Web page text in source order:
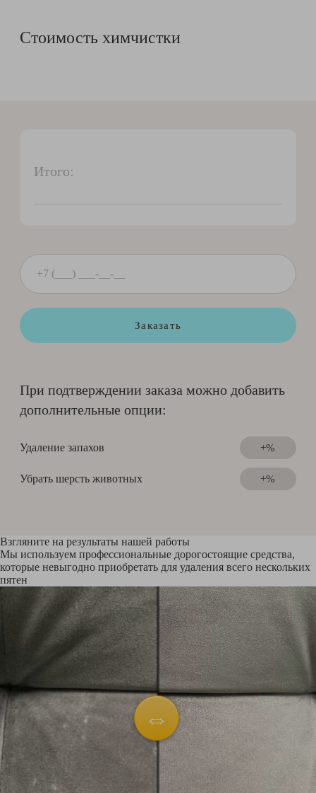
Стоимость химчистки
Итого:
Заказать
При подтверждении заказа можно добавить
дополнительные опции:
Удаление запахов +%
Убрать шерсть животных +%
Взгляните на результаты нашей работы
Мы используем профессиональные дорогостоящие средства,
которые невыгодно приобретать для удаления всего нескольких
пятен